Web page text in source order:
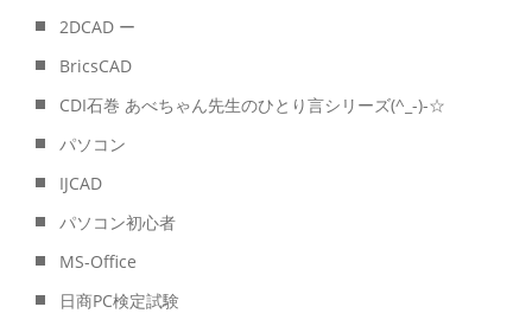
2DCAD ー
BricsCAD
CDI石巻 あべちゃん先生のひとり言シリーズ(^_-)-☆
パソコン
IJCAD
パソコン初心者
MS-Office
日商PC検定試験